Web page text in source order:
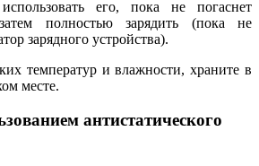
использовать его, пока не погаснет
полностью зарядить (пока не
зарядного устройства).
температур и влажности, храните в
месте.
антистатического